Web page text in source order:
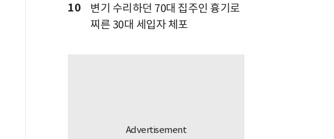
10
변기 수리하던 70대 집주인 흉기로
찌른 30대 세입자 체포